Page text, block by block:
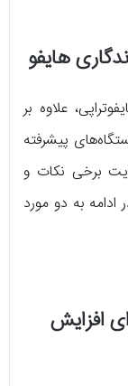
هایفو
علاوه بر
پیشرفته
برخی نکات و
به دو مورد
افزایش